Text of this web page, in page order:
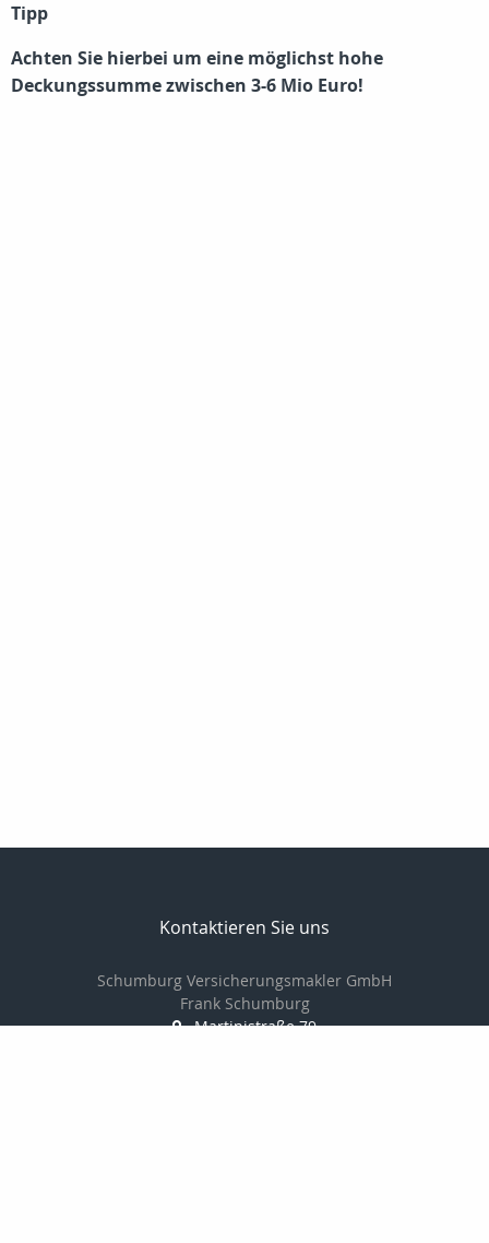
Tipp
Achten Sie hierbei um eine möglichst hohe
Deckungssumme zwischen 3-6 Mio Euro!
Kontaktieren Sie uns
Schumburg Versicherungsmakler GmbH
Frank Schumburg
Martinistraße 79